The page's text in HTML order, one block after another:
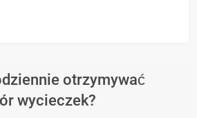
otrzymywać
wycieczek?